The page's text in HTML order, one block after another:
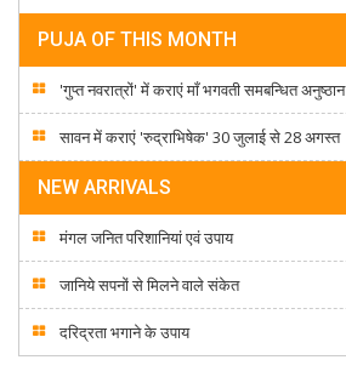
PUJA OF THIS MONTH
'गुप्त नवरात्रों' में कराएं माँ भगवती समबन्धित अनुष्ठान
सावन में कराएं 'रुद्राभिषेक' 30 जुलाई से 28 अगस्त
NEW ARRIVALS
मंगल जनित परिशानियां एवं उपाय
जानिये सपनों से मिलने वाले संकेत
दरिद्रता भगाने के उपाय